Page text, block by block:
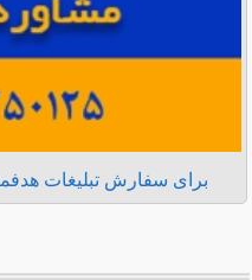
برای سفارش تبلیغات